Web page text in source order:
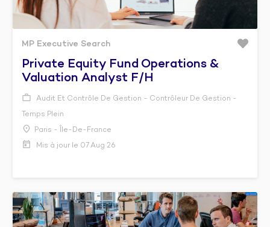
MP Executive Search
Private Equity Fund Operations &
Valuation Analyst F/h
Audit Et Contrôle De Gestion - Contrôleur De Gestion -
Temps Plein
Paris - Île-De-France
Mis à jour le 07 Aug 26